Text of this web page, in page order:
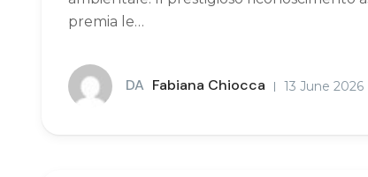
premia le…
DA Fabiana Chiocca 13 June 2026